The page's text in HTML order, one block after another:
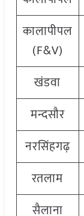
कालापीपल
(F&V)
खंडवा
मन्दसौर
नरसिंहगढ़
रतलाम
सैलाना